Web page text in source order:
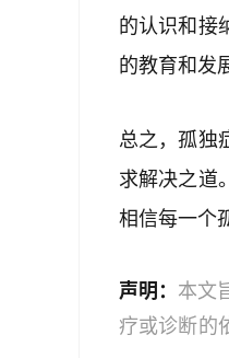
的认识和接
的教育和发
总之，孤独
求解决之道
相信每一个
声明： 本文
疗或诊断的